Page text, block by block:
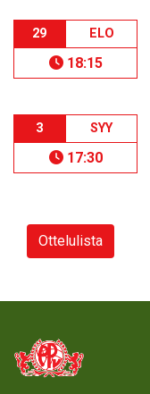
29 ELO
18:15
3 SYY
17:30
Ottelulista